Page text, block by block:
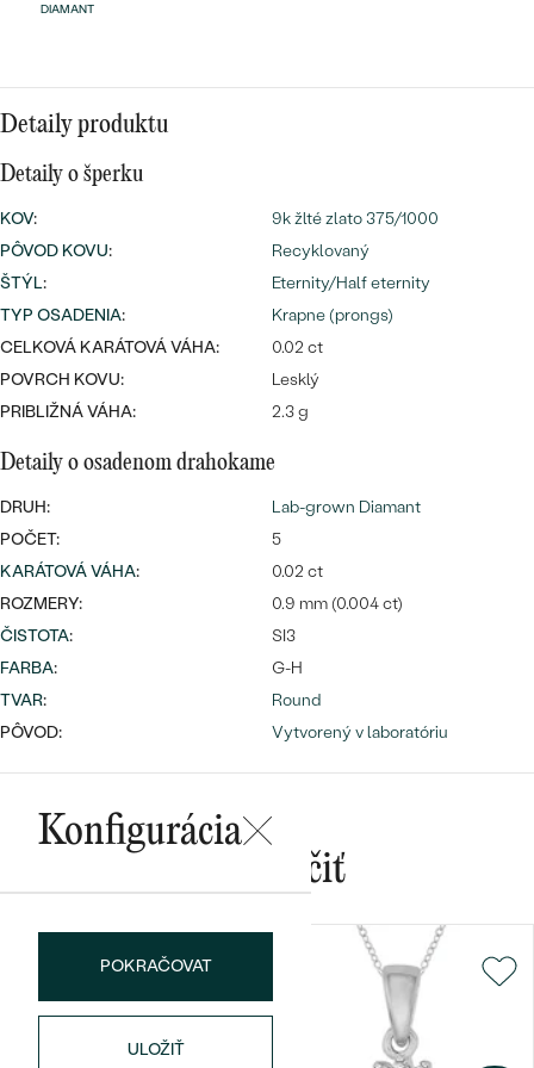
Wave kolekcia
OBJAVIŤ
NA MIERU
Bestsellery
OBJAVIŤ
náušnice
Personalizované
OBJAVIŤ
prstene
PREZRIEŤ
DIAMANT
Detaily produktu
Detaily o šperku
KOV:
9k žlté zlato 375/1000
PÔVOD KOVU:
Recyklovaný
ŠTÝL:
Eternity/Half eternity
TYP OSADENIA:
Krapne (prongs)
CELKOVÁ KARÁTOVÁ VÁHA:
0.02 ct
POVRCH KOVU:
Lesklý
PRIBLIŽNÁ VÁHA:
2.3 g
Detaily o osadenom drahokame
DRUH:
Lab-grown Diamant
POČET:
5
KARÁTOVÁ VÁHA:
0.02 ct
ROZMERY:
0.9 mm (0.004 ct)
ČISTOTA:
SI3
FARBA:
G-H
TVAR:
Round
PÔVOD:
Vytvorený v laboratóriu
Konfigurácia
POKRAČOVAT
ULOŽIŤ
Mohlo by sa vám páčiť